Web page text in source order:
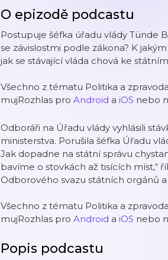
O epizodě podcastu
Postupuje šéfka úřadu vlády Tünde
se závislostmi podle zákona? K
jak se stávající vláda chová ke
Všechno z tématu Politika a
mujRozhlas pro Android a iOS nebo
Odboráři na Úřadu vlády vyhlásili
ministerstva. Porušila šéfka Úřadu
Jak dopadne na státní správu
bavíme o stovkách až tisících míst,“
Odborového svazu státních orgánů
Všechno z tématu Politika a
mujRozhlas pro Android a iOS nebo
Popis podcastu